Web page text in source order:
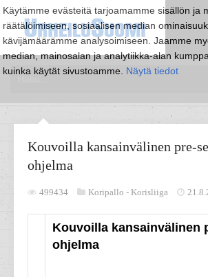
Käytämme evästeitä tarjoamamme sisällön ja
räätälöimiseen, sosiaalisen median
kävijämäärämme analysoimiseen. Jaamme
median, mainosalan ja analytiikka-alan
kuinka käytät sivustoamme. Näytä tiedot
Kouvoilla kansainvälinen pre-
ohjelma
499434 Koripallo - Korisliiga
Kouvoilla kansainvälinen
ohjelma